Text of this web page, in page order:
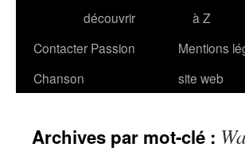
découvrir
à Z
Contacter Passion
Chanson
Mentions
site web
Archives par mot-clé :